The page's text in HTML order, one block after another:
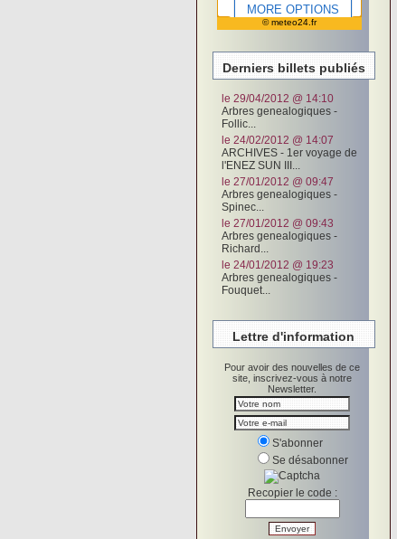
© meteo24.fr
Derniers billets publiés
le 29/04/2012 @ 14:10
Arbres genealogiques -
Follic...
le 24/02/2012 @ 14:07
ARCHIVES - 1er voyage de
l'ENEZ SUN III...
le 27/01/2012 @ 09:47
Arbres genealogiques -
Spinec...
le 27/01/2012 @ 09:43
Arbres genealogiques -
Richard...
le 24/01/2012 @ 19:23
Arbres genealogiques -
Fouquet...
Lettre d'information
Pour avoir des nouvelles de ce
site, inscrivez-vous à notre
Newsletter.
S'abonner
Se désabonner
Recopier le code :